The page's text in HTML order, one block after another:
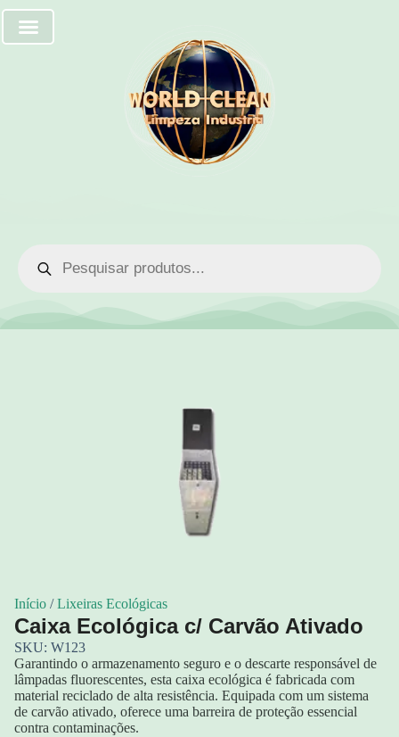
Início /Lixeiras Ecológicas
Caixa Ecológica c/ Carvão Ativado
SKU: W123
Garantindo o armazenamento seguro e o descarte responsável de
lâmpadas fluorescentes, esta caixa ecológica é fabricada com
material reciclado de alta resistência. Equipada com um sistema
de carvão ativado, oferece uma barreira de proteção essencial
contra contaminações.